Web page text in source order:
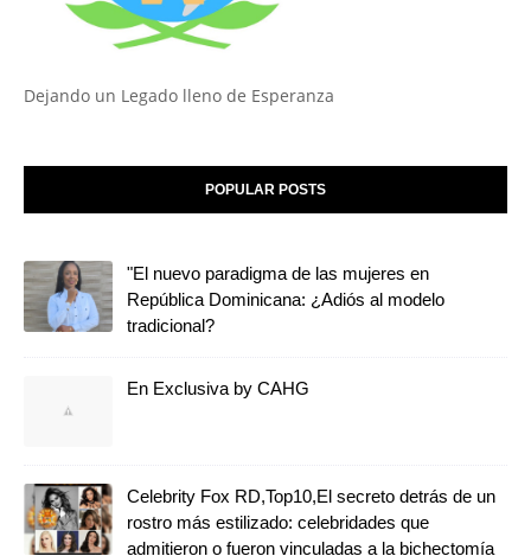
Dejando un Legado lleno de Esperanza
POPULAR POSTS
"El nuevo paradigma de las mujeres en
República Dominicana: ¿Adiós al modelo
tradicional?
En Exclusiva by CAHG
Celebrity Fox RD,Top10,El secreto detrás de un
rostro más estilizado: celebridades que
admitieron o fueron vinculadas a la bichectomía